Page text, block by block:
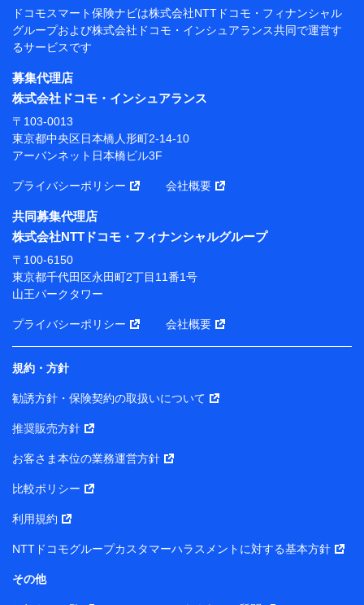
東京都千代田区永田町2丁目11番1号 山王パークタワー
株式会社NTTドコモ 代表取締役社長 前田 義晃
東京都中央区日本橋人形町2-14-10 アーバンネット日
本橋ビル 3F
長 吉村 忠義
※ 当社および株式会社NTTドコモは、お客さまの情報
ソナルデータ憲章」に定める行動原則を順守します 。
※ パーソナルデータダッシュボードの「第三者提供の
管理」の設定状態にかかわらず、共同利用する場合があ
ります。
※ dポイントクラブ会員ではないお客さま（2019年12
月11日以降、一度もdポイントクラブ会員であったこと
がないお客さまに限る）に関する、2019年12月10日以
前に取得した個人データは、こちら の利用目的の範囲内
当社は株式会社NTTドコモ・フィナンシャルグループ
との間で、以下のとおり個人データを共同利用しま
す。
【共同して利用される利用データの項目】
当社または株式会社NTTドコモ・フィナンシャルグルー
の個人データ
基本情報
性、連絡先、dポイントサービスのご利用に関する情報。例
所、dポイント残高、dポイント利用履歴などが含まれます。
ドコモスマート保険ナビは株式会社NTTドコモ・フィナンシャル
グループおよび株式会社ドコモ・インシュアランス共同で運営す
るサービスです
募集代理店
株式会社ドコモ・インシュアランス
〒103-0013
東京都中央区日本橋人形町2-14-10
アーバンネット日本橋ビル3F
プライバシーポリシー 会社概要
共同募集代理店
株式会社NTTドコモ・フィナンシャルグループ
〒100-6150
東京都千代田区永田町2丁目11番1号
山王パークタワー
プライバシーポリシー 会社概要
規約・方針
勧誘方針・保険契約の取扱いについて
推奨販売方針
お客さま本位の業務運営方針
比較ポリシー
利用規約
NTTドコモグループカスタマーハラスメントに対する基本方針
その他